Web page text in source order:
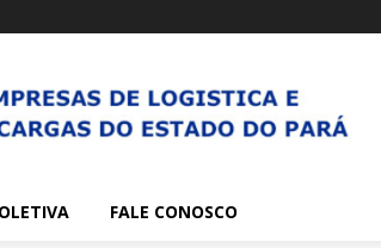
FALE CONOSCO